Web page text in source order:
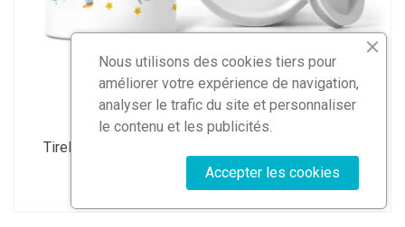
Tirelire personnalisée avec un ourson cosmonaute
(2)
13,90 €
Nous utilisons des cookies tiers pour
améliorer votre expérience de navigation,
analyser le trafic du site et personnaliser
le contenu et les publicités.
Accepter les cookies